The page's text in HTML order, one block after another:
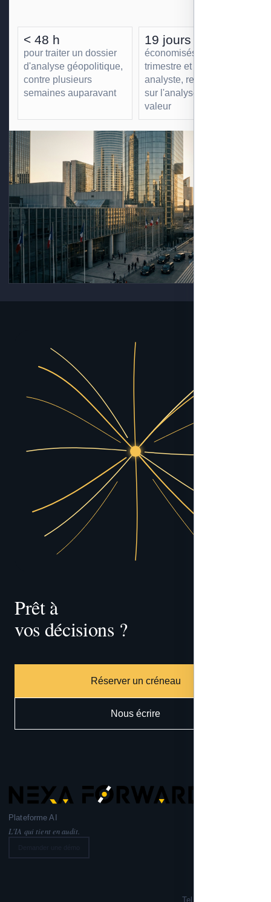
< 48 h
pour traiter un dossier
d'analyse géopolitique,
contre plusieurs
semaines auparavant
19 jours
économisés par
trimestre et par
analyste, redéployés
sur l'analyse à forte
valeur
Prêt à
tracer
vos décisions ?
Réserver un créneau
Nous écrire
Plateforme AI
L'IA qui tient en audit.
Tel: +33 6 99 02 72 50